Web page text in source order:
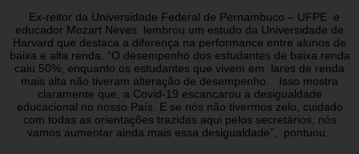
Ex-reitor da Universidade Federal de Pernambuco – UFPE e
educador Mozart Neves lembrou um estudo da Universidade de
Harvard que destaca a diferença na performance entre alunos de
baixa e alta renda. “O desempenho dos estudantes de baixa renda
caiu 50%, enquanto os estudantes que vivem em lares de renda
mais alta não tiveram alteração de desempenho. Isso mostra
claramente que, a Covid-19 escancarou a desigualdade
educacional no nosso País. E se nós não tivermos zelo, cuidado
com todas as orientações trazidas aqui pelos secretários, nós
vamos aumentar ainda mais essa desigualdade”, pontuou.